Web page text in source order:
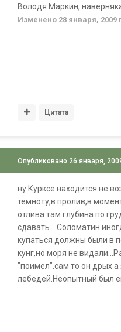
Володя Маркин,
Изменено 28 января, 2009
Цитата
Опубликовано 26 января,
ну Курксе находится не
темноту,в пролив,в
отлива там глубина по
сдавать... Соломатин
купаться должны были в
кунг,но моря не
"поимел".сам то он дрых а
лебедей.Неопытный был